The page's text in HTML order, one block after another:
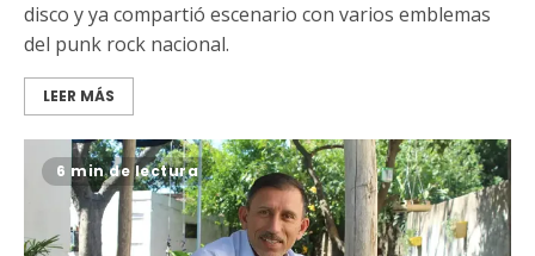
disco y ya compartió escenario con varios emblemas
del punk rock nacional.
LEER MÁS
6 min de lectura